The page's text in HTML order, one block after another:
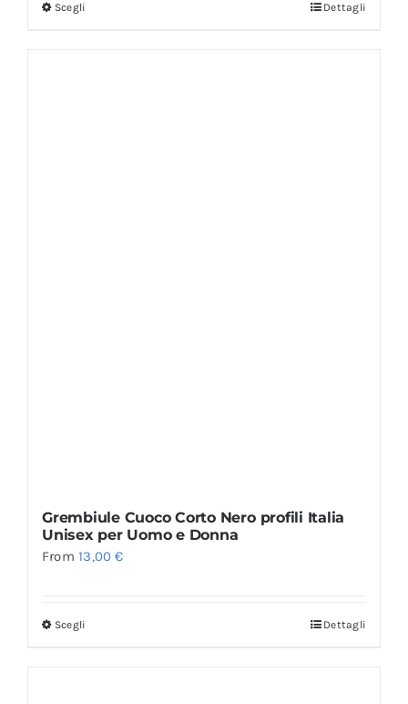
Scegli Dettagli
Grembiule Cuoco Corto Nero profili Italia
Unisex per Uomo e Donna
From13,00€
Scegli Dettagli